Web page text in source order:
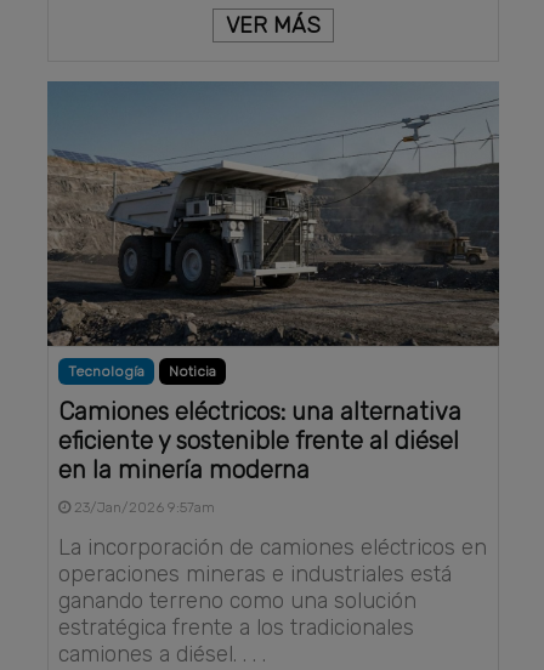
VER MÁS
Tecnología Noticia
Camiones eléctricos: una alternativa
eficiente y sostenible frente al diésel
en la minería moderna
23/Jan/2026 9:57am
La incorporación de camiones eléctricos en
operaciones mineras e industriales está
ganando terreno como una solución
estratégica frente a los tradicionales
camiones a diésel. . . .